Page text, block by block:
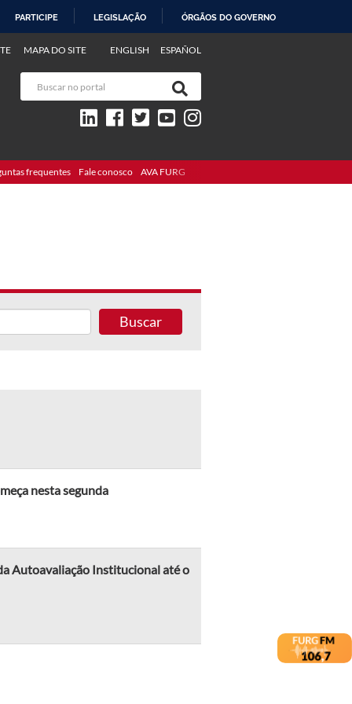
PARTICIPE LEGISLAÇÃO ÓRGÃOS DO GOVERNO
ENGLISH ESPAÑOL
MAPA DO SITE
frequentes Fale conosco AVA FURG
Buscar
nesta segunda
Autoavaliação Institucional até o